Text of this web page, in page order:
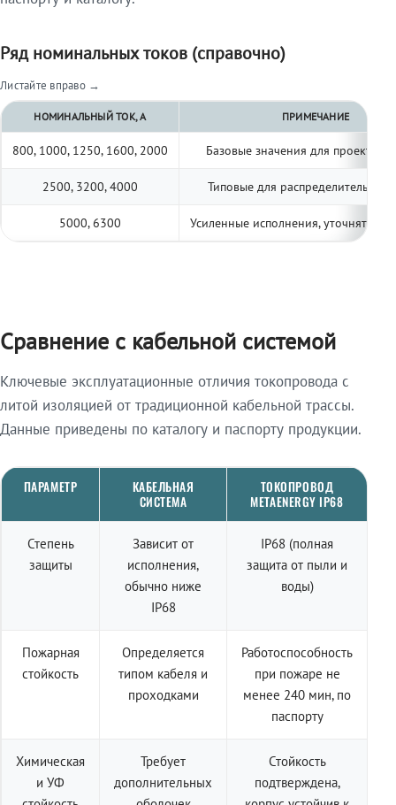
Ряд номинальных токов (справочно)
Листайте вправо →
НОМИНАЛЬНЫЙ ТОК, А ПРИМЕЧАНИЕ
800, 1000, 1250, 1600, 2000 Базовые значения для
2500, 3200, 4000 Типовые для распределительных
5000, 6300 Усиленные исполнения, уточнять по
Сравнение с кабельной системой
Ключевые эксплуатационные отличия токопровода с
литой изоляцией от традиционной кабельной трассы.
Данные приведены по каталогу и паспорту продукции.
ПАРАМЕТР
КАБЕЛЬНАЯ
СИСТЕМА
ТОКОПРОВОД
METAENERGY IP68
Степень
защиты
Зависит от
исполнения,
обычно ниже
IP68
IP68 (полная
защита от пыли и
воды)
Пожарная
стойкость
Определяется
типом кабеля и
проходками
Работоспособность
при пожаре не
менее 240 мин, по
паспорту
Химическая
и УФ
Требует
дополнительных
Стойкость
подтверждена,